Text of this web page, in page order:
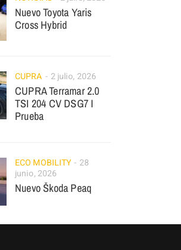
Nuevo Toyota Yaris
Cross Hybrid
CUPRA 2 julio, 2026
CUPRA Terramar 2.0
TSI 204 CV DSG7 I
Prueba
ECO MOBILITY
28
junio, 2026
Nuevo Škoda Peaq